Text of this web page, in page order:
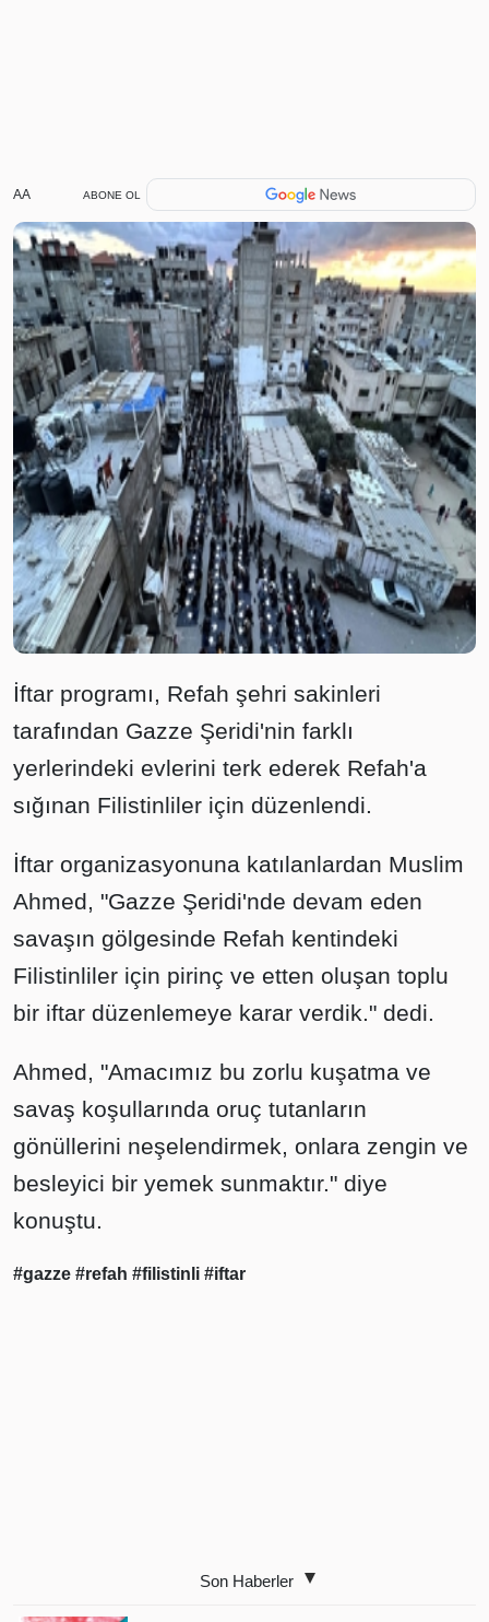
AA ABONE OL
İftar programı, Refah şehri sakinleri
tarafından Gazze Şeridi'nin farklı
yerlerindeki evlerini terk ederek Refah'a
sığınan Filistinliler için düzenlendi.
İftar organizasyonuna katılanlardan Muslim
Ahmed, "Gazze Şeridi'nde devam eden
savaşın gölgesinde Refah kentindeki
Filistinliler için pirinç ve etten oluşan toplu
bir iftar düzenlemeye karar verdik." dedi.
Ahmed, "Amacımız bu zorlu kuşatma ve
savaş koşullarında oruç tutanların
gönüllerini neşelendirmek, onlara zengin ve
besleyici bir yemek sunmaktır." diye
konuştu.
#gazze #refah #filistinli #iftar
Son Haberler